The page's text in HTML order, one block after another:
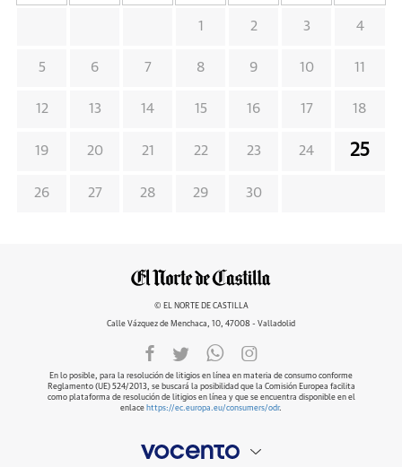
1 2 3 4
5 6 7 8 9 10 11
12 13 14 15 16 17 18
19 20 21 22 23 24 25
26 27 28 29 30
© EL NORTE DE CASTILLA
Calle Vázquez de Menchaca, 10, 47008 - Valladolid
En lo posible, para la resolución de litigios en línea en materia de consumo conforme
Reglamento (UE) 524/2013, se buscará la posibilidad que la Comisión Europea facilita
como plataforma de resolución de litigios en línea y que se encuentra disponible en el
enlace https://ec.europa.eu/consumers/odr.